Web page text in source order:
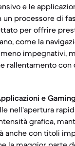
e le
un processore di
per offrire
come la
impegnativi,
rallentamento con
e
nell'apertura
grafica,
anche con titoli